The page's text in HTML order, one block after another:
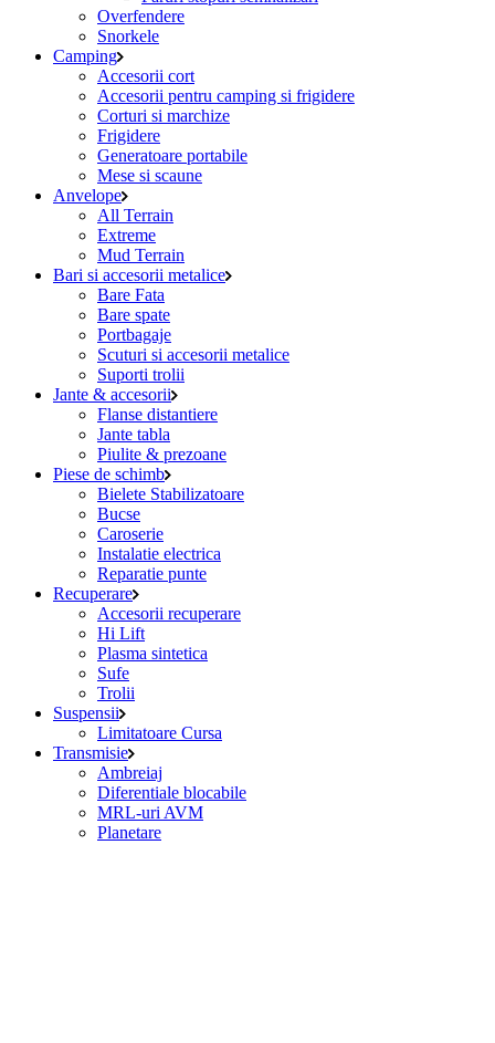
Overfendere
Snorkele
Camping
Accesorii cort
Accesorii pentru camping si frigidere
Corturi si marchize
Frigidere
Generatoare portabile
Mese si scaune
Anvelope
All Terrain
Extreme
Mud Terrain
Bari si accesorii metalice
Bare Fata
Bare spate
Portbagaje
Scuturi si accesorii metalice
Suporti trolii
Jante & accesorii
Flanse distantiere
Jante tabla
Piulite & prezoane
Piese de schimb
Bielete Stabilizatoare
Bucse
Caroserie
Instalatie electrica
Reparatie punte
Recuperare
Accesorii recuperare
Hi Lift
Plasma sintetica
Sufe
Trolii
Suspensii
Limitatoare Cursa
Transmisie
Ambreiaj
Diferentiale blocabile
MRL-uri AVM
Planetare